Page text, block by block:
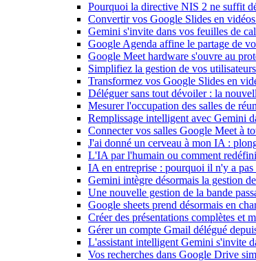
Pourquoi la directive NIS 2 ne suffit
Convertir vos Google Slides en
Gemini s'invite dans vos feuilles de
Google Agenda affine le partage de
Google Meet hardware s'ouvre au
Simplifiez la gestion de vos
Transformez vos Google Slides en
Déléguer sans tout dévoiler : la
Mesurer l'occupation des salles de
Remplissage intelligent avec Gemini
Connecter vos salles Google Meet à
J'ai donné un cerveau à mon IA :
L'IA par l'humain ou comment
IA en entreprise : pourquoi il n'y a
Gemini intègre désormais la gestion
Une nouvelle gestion de la bande
Google sheets prend désormais en
Créer des présentations complètes et
Gérer un compte Gmail délégué
L'assistant intelligent Gemini s'invite
Vos recherches dans Google Drive